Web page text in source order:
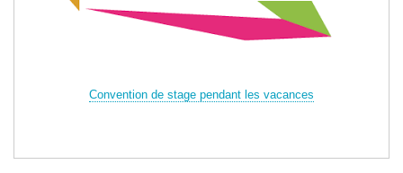
Convention de stage pendant les vacances